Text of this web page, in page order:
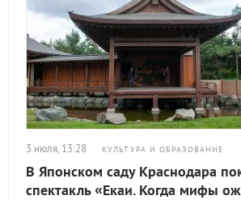
3 июля, 13:28 КУЛЬТУРА И ОБРАЗОВАНИЕ
В Японском саду Краснодара
спектакль «Екаи. Когда мифы